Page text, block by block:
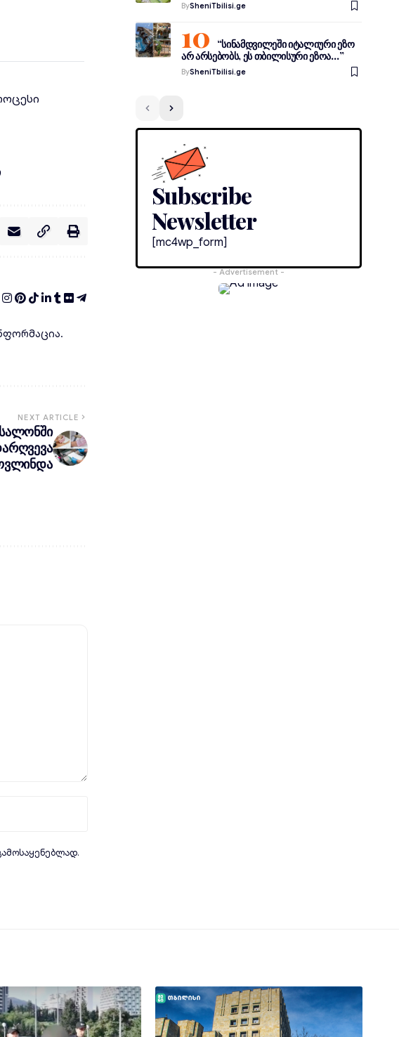
NEXT ARTICLE
BySheniTbilisi.ge
“სინამდვილეში იტალიური ეზო
არ არსებობს, ეს თბილისური ეზოა…”
BySheniTbilisi.ge
Subscribe
Newsletter
[mc4wp_form]
- Advertisement -